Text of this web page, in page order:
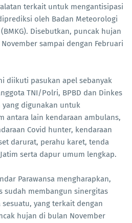
terkait untuk mengantisipasi
oleh Badan Meteorologi
Disebutkan, puncak hujan
sampai dengan Februari
diikuti pasukan apel sebanyak
TNI/Polri, BPBD dan Dinkes
yang digunakan untuk
antara lain kendaraan ambulans,
Covid hunter, kendaraan
darurat, perahu karet, tenda
serta dapur umum lengkap.
Parawansa mengharapkan,
sudah membangun sinergitas
yang terkait dengan
hujan di bulan November